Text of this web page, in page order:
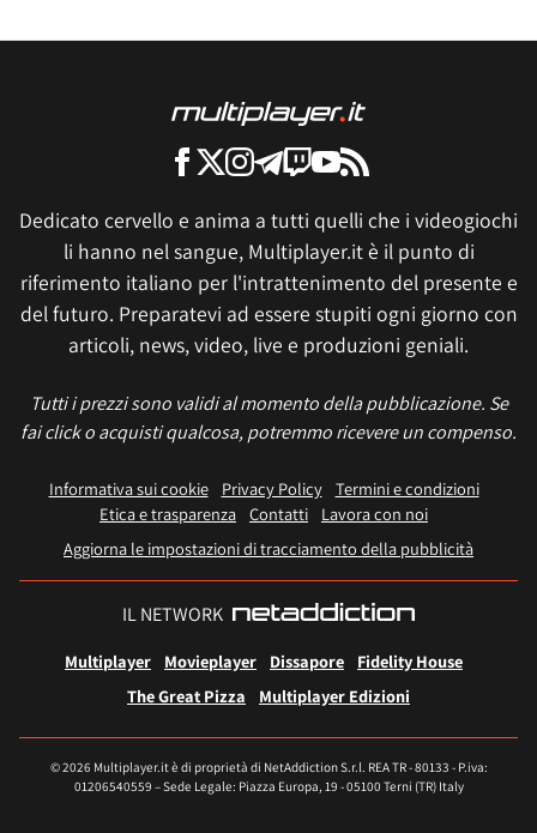
Dedicato cervello e anima a tutti quelli che i videogiochi
li hanno nel sangue, Multiplayer.it è il punto di
riferimento italiano per l'intrattenimento del presente e
del futuro. Preparatevi ad essere stupiti ogni giorno con
articoli, news, video, live e produzioni geniali.
Tutti i prezzi sono validi al momento della pubblicazione. Se
fai click o acquisti qualcosa, potremmo ricevere un compenso.
Informativa sui cookie Privacy Policy
Termini e condizioni
Etica e trasparenza Contatti
Lavora con noi
Aggiorna le impostazioni di tracciamento della pubblicità
IL NETWORK
Multiplayer Movieplayer Dissapore
Fidelity House
The Great Pizza
Multiplayer Edizioni
© 2026 Multiplayer.it è di proprietà di NetAddiction S.r.l. REA TR - 80133 - P.iva:
01206540559 – Sede Legale: Piazza Europa, 19 - 05100 Terni (TR) Italy